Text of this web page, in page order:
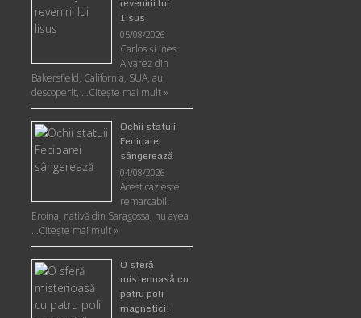
Iisus
05/08/2026
Carlos şi Ines
Alvarez din
Bakersfield, California, SUA, au
descoperit, …Citeşte mai mult »
Ochii statuii
Fecioarei
sângerează
04/08/2026
Acest caz este
remarcabil.
Eroina, nativă din Saragossa, nu avea
…Citeşte mai mult »
O sferă
misterioasă cu
patru poli
magnetici!